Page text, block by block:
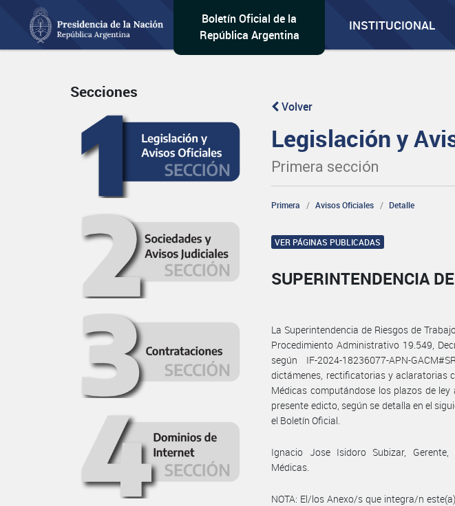
Boletín Oficial de la
República Argentina
INSTITUCIONAL
Secciones
Volver
Legislación y
Primera sección
Primera Avisos Oficiales Detalle
VER PÁGINAS PUBLICADAS
SUPERINTENDENCIA
La Superintendencia de Riesgos de
Procedimiento Administrativo 19.549,
según IF-2024-18236077-APN-
dictámenes, rectificatorias y aclaratorias
Médicas computándose los plazos de
presente edicto, según se detalla en el
el Boletín Oficial.
Ignacio Jose Isidoro Subizar,
Médicas.
NOTA: El/los Anexo/s que integra/n